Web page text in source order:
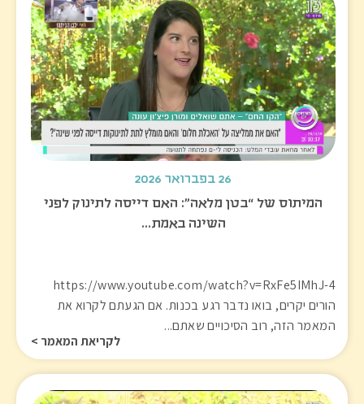
26 בפברואר 2026
המיתוס של “בטן מלאה”: האם דייסה לתינוק לפני
השינה באמת…
https://www.youtube.com/watch?v=RxFe5IMhJ-4
הורים יקרים, בואו נדבר רגע בכנות. אם הגעתם לקרוא את
המאמר הזה, רוב הסיכויים שאתם...
לקריאת המאמר >